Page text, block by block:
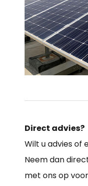
Direct advies?
Wilt u advies of
Neem dan
met ons op